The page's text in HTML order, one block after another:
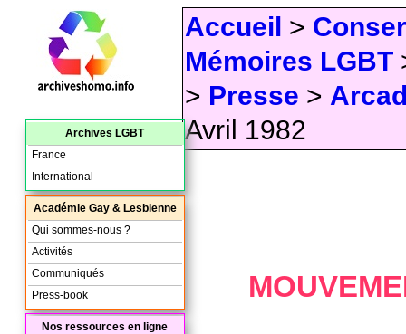
Accueil >
Mémoires LGBT
> Presse >
Avril 1982
Archives LGBT
France
International
Académie Gay & Lesbienne
Qui sommes-nous ?
Activités
Communiqués
Press-book
Nos ressources en ligne